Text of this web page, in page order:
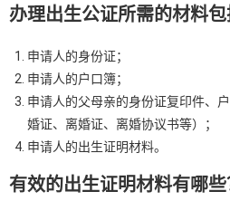
办理出生公证所需的材料包
申请人的身份证；
申请人的户口簿；
申请人的父母亲的身份证复印件、
婚证、离婚证、离婚协议书等）；
申请人的出生证明材料。
有效的出生证明材料有哪些